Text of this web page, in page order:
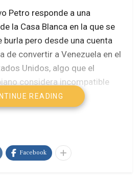
Petro responde a una
la Casa Blanca en la que se
burla pero desde una cuenta
de convertir a Venezuela en el
Unidos, algo que el
considera incompatible
y con el principio de
de los pueblos.
de la Casa Blanca que
como el “Estado 51” de
READING
Facebook